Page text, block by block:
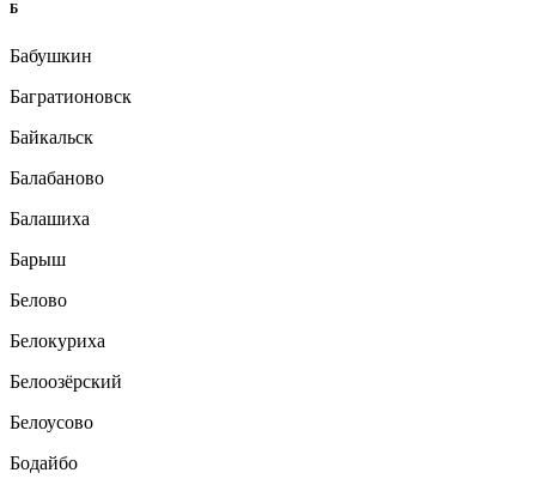
Б
Бабушкин
Багратионовск
Байкальск
Балабаново
Балашиха
Барыш
Белово
Белокуриха
Белоозёрский
Белоусово
Бодайбо